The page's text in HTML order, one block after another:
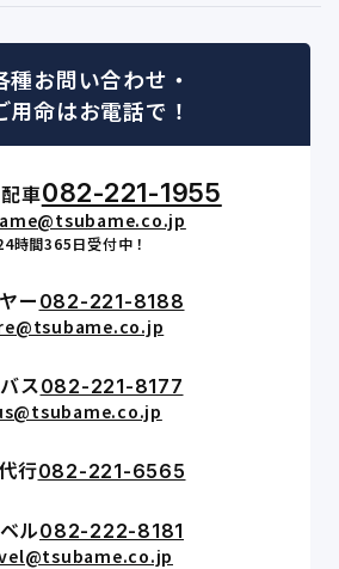
種お問い合わせ・
用命はお電話で！
車082-221-1955
時間365日受付中！
ー 082-221-8188
ス082-221-8177
行082-221-6565
ル082-222-8181